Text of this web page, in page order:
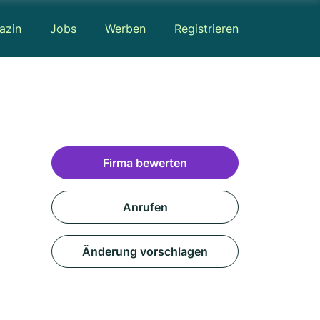
Jobs Werben Registrieren
Firma bewerten
Anrufen
Änderung vorschlagen